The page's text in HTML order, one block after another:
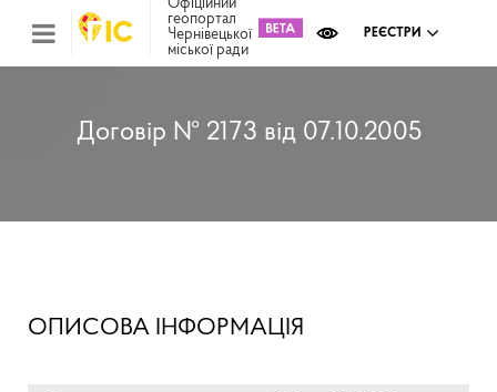
Офіційний
геопортал
Чернівецької
міської ради
РЕЄСТРИ
Договір № 2173 від 07.10.2005
ОПИСОВА ІНФОРМАЦІЯ